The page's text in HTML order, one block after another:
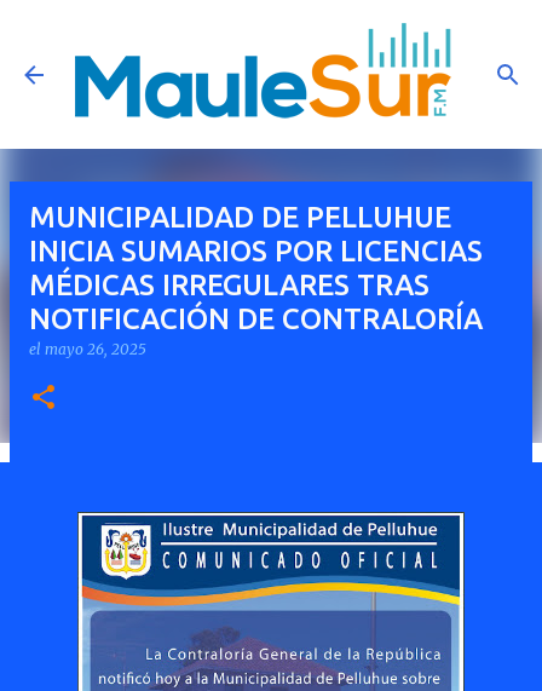
Ir al contenido principal
MUNICIPALIDAD DE PELLUHUE
INICIA SUMARIOS POR LICENCIAS
MÉDICAS IRREGULARES TRAS
NOTIFICACIÓN DE CONTRALORÍA
el mayo 26, 2025